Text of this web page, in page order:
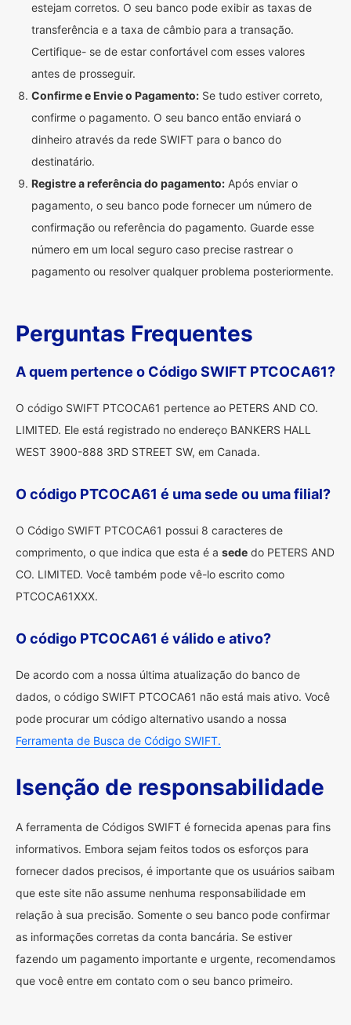
estejam corretos. O seu banco pode exibir as taxas de
transferência e a taxa de câmbio para a transação.
Certifique- se de estar confortável com esses valores
antes de prosseguir.
Confirme e Envie o Pagamento: Se tudo estiver correto,
confirme o pagamento. O seu banco então enviará o
dinheiro através da rede SWIFT para o banco do
destinatário.
Registre a referência do pagamento: Após enviar o
pagamento, o seu banco pode fornecer um número de
confirmação ou referência do pagamento. Guarde esse
número em um local seguro caso precise rastrear o
pagamento ou resolver qualquer problema posteriormente.
Perguntas Frequentes
A quem pertence o Código SWIFT PTCOCA61?
O código SWIFT PTCOCA61 pertence ao PETERS AND CO.
LIMITED. Ele está registrado no endereço BANKERS HALL
WEST 3900-888 3RD STREET SW, em Canada.
O código PTCOCA61 é uma sede ou uma filial?
O Código SWIFT PTCOCA61 possui 8 caracteres de
comprimento, o que indica que esta é a sede do PETERS AND
CO. LIMITED. Você também pode vê-lo escrito como
PTCOCA61XXX.
O código PTCOCA61 é válido e ativo?
De acordo com a nossa última atualização do banco de
dados, o código SWIFT PTCOCA61 não está mais ativo. Você
pode procurar um código alternativo usando a nossa
Ferramenta de Busca de Código SWIFT.
Isenção de responsabilidade
A ferramenta de Códigos SWIFT é fornecida apenas para fins
informativos. Embora sejam feitos todos os esforços para
fornecer dados precisos, é importante que os usuários saibam
que este site não assume nenhuma responsabilidade em
relação à sua precisão. Somente o seu banco pode confirmar
as informações corretas da conta bancária. Se estiver
fazendo um pagamento importante e urgente, recomendamos
que você entre em contato com o seu banco primeiro.